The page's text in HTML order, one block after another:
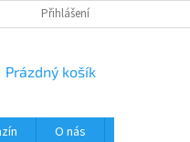
Přihlášení
NÁKUPNÍ
Prázdný košík
O nás